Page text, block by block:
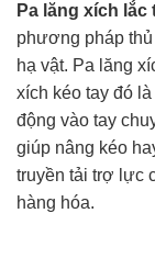
Pa lăng xích lắc
phương pháp
hạ vật. Pa lăng
xích kéo tay đó
động vào tay
giúp nâng kéo
truyền tải trợ lực
hàng hóa.